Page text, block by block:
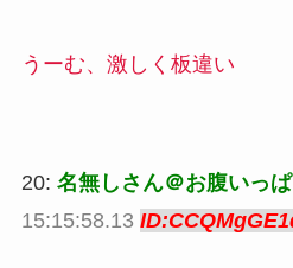
うーむ、激しく板違い
20: 名無しさん＠お腹いっぱ
15:15:58.13